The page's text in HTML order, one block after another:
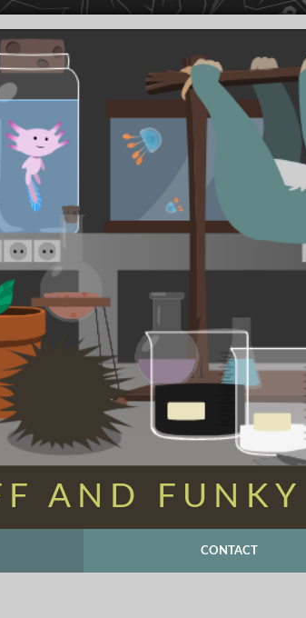
AND
CONTACT